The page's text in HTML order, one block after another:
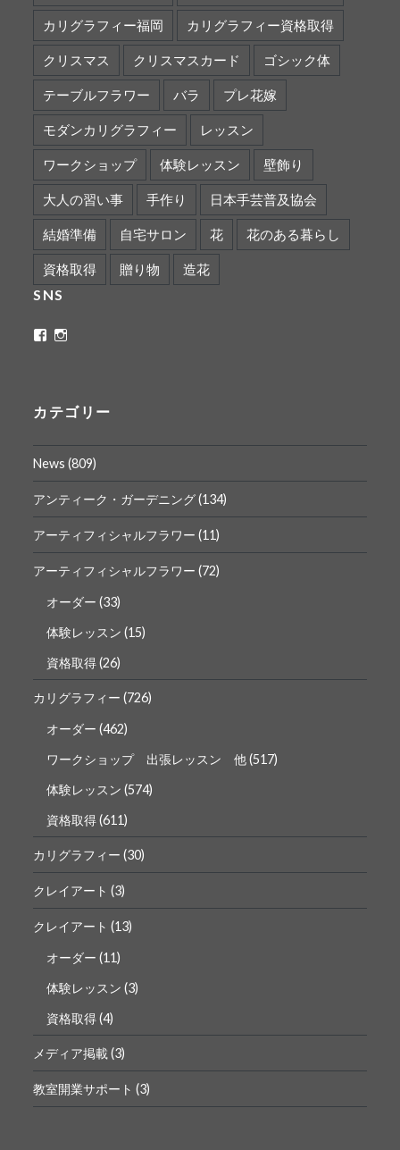
カリグラフィー福岡 カリグラフィー資格取得
クリスマス クリスマスカード ゴシック体
テーブルフラワー バラ プレ花嫁
モダンカリグラフィー レッスン
ワークショップ 体験レッスン 壁飾り
大人の習い事 手作り 日本手芸普及協会
結婚準備 自宅サロン 花 花のある暮らし
資格取得 贈り物 造花
SNS
ritaflower.calligraphy
ロ
フ
ー
ル
を
Facebook
で
表
示
ロ
フ
ー
ル
を
Instagram
で
表
示
カテゴリー
News (809)
アンティーク・ガーデニング(134)
アーティフィシャルフラワー (11)
アーティフィシャルフラワー (72)
オーダー (33)
体験レッスン (15)
資格取得(26)
カリグラフィー (726)
オーダー (462)
ワークショップ 出張レッスン 他(517)
体験レッスン (574)
資格取得(611)
カリグラフィー (30)
クレイアート (3)
クレイアート (13)
オーダー (11)
体験レッスン (3)
資格取得(4)
メディア掲載 (3)
教室開業サポート (3)